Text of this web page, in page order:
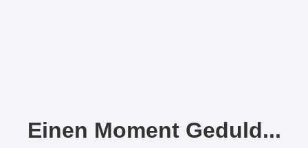
Einen Moment Geduld...